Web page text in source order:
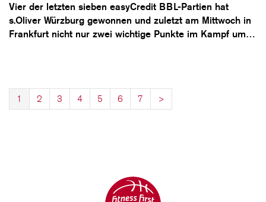
Vier der letzten sieben easyCredit BBL-Partien hat
s.Oliver Würzburg gewonnen und zuletzt am Mittwoch in
Frankfurt nicht nur zwei wichtige Punkte im Kampf um…
1 2 3 4 5 6 7 >